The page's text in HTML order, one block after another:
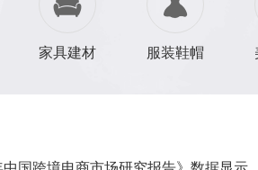
家具建材 服装鞋帽